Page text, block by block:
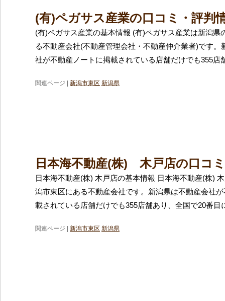
(有)ペガサス産業の口コミ・評判
(有)ペガサス産業の基本情報 (有)ペガサス産業は新潟県
る不動産会社(不動産管理会社・不動産仲介業者)です。
社が不動産ノートに掲載されている店舗だけでも355店
関連ページ | 新潟市東区 新潟県
日本海不動産(株) 木戸店の口コ
日本海不動産(株) 木戸店の基本情報 日本海不動産(株)
潟市東区にある不動産会社です。新潟県は不動産会社
載されている店舗だけでも355店舗あり、全国で20番目
関連ページ | 新潟市東区 新潟県